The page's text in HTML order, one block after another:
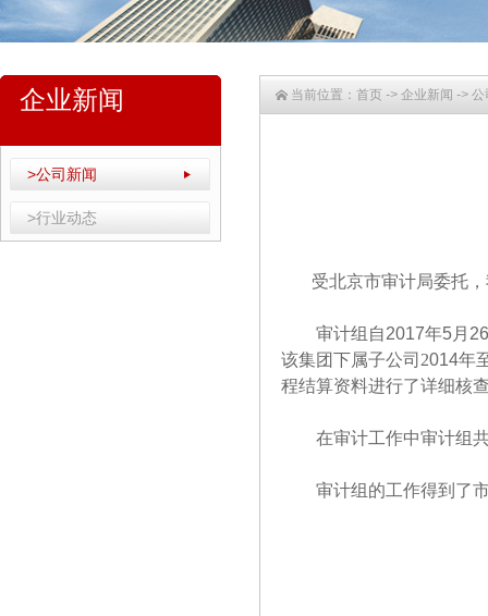
企业新闻
>公司新闻
>行业动态
当前位置： 首页 -> 企业新闻 -> 公
受北京市审计局委托
审计组自2017年5月 26
该集团下属子公司2014年
程结算资料进行了详细核
在审计工作中审计组
审计组的工作得到了